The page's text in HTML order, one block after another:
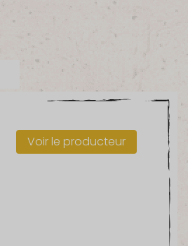
NOS MARCHÉS
Voir le producteur